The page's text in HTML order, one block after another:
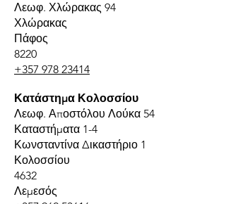
Λεωφ. Χλώρακας 94
Χλώρακας
Πάφος
8220
+357 978 23414
Κατάστημα Κολοσσίου
Λεωφ. Αποστόλου Λούκα 54
Καταστήματα 1-4
Κωνσταντίνα Δικαστήριο 1
Κολοσσίου
4632
Λεμεσός